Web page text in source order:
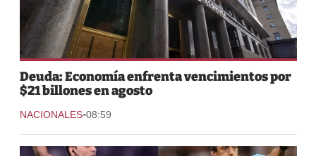
Deuda: Economía enfrenta vencimientos por
$21 billones en agosto
NACIONALES-08:59